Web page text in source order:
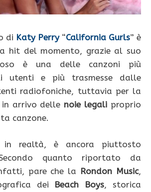
di Katy Perry“California Gurls” è
hit del momento, grazie al suo
è una delle canzoni più
utenti e più trasmesse dalle
radiofoniche, tuttavia per la
arrivo delle noie legali proprio
canzone.
in realtà, è ancora piuttosto
quanto riportato da
pare che la Rondon Music,
dei Beach Boys, storica